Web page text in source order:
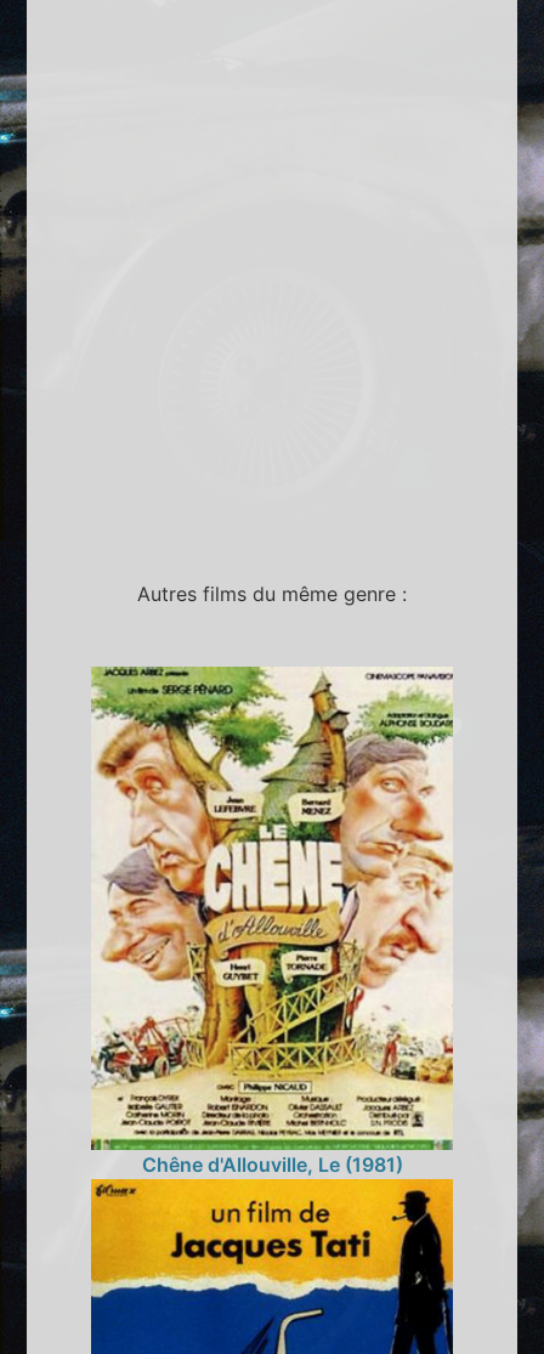
Autres films du même genre :
Chêne d'Allouville, Le (1981)